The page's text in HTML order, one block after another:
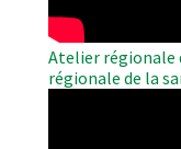
Atelier régionale
régionale de la